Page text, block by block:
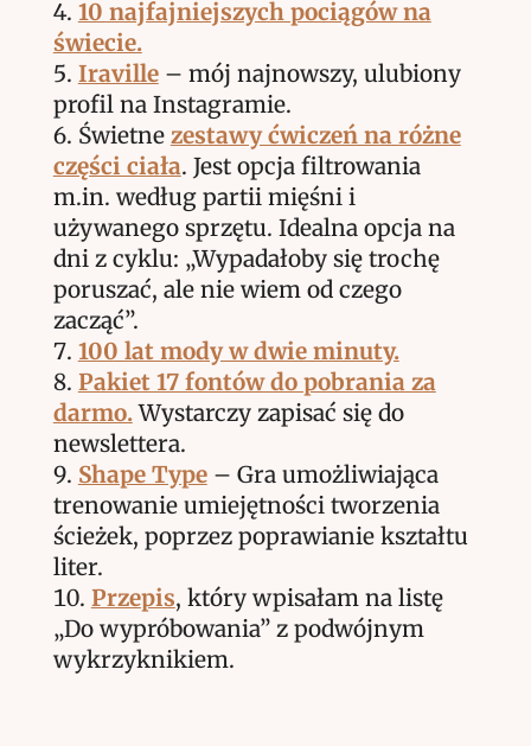
10 najfajniejszych pociągów na
świecie.
Iraville– mój najnowszy, ulubiony
profil na Instagramie.
Świetne zestawy ćwiczeń na różne
części ciała. Jest opcja filtrowania
m.in. według partii mięśni i
używanego sprzętu. Idealna opcja na
dni z cyklu: „Wypadałoby się trochę
poruszać, ale nie wiem od czego
zacząć”.
100 lat mody w dwie minuty.
Pakiet 17 fontów do pobrania za
darmo.Wystarczy zapisać się do
newslettera.
Shape Type– Gra umożliwiająca
trenowanie umiejętności tworzenia
ścieżek, poprzez poprawianie kształtu
liter.
Przepis, który wpisałam na listę
„Do wypróbowania” z podwójnym
wykrzyknikiem.